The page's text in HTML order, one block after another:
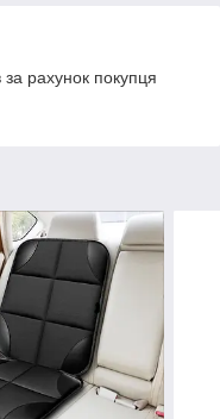
рахунок покупця